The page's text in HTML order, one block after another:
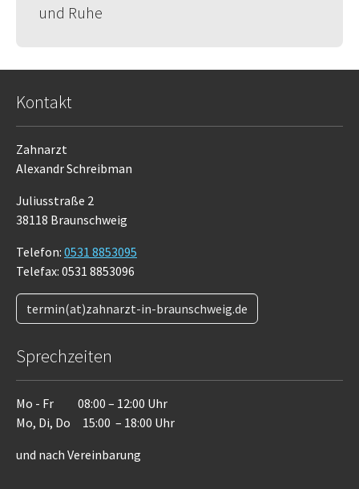
und Ruhe
Kontakt
Zahnarzt
Alexandr Schreibman
Juliusstraße 2
38118 Braunschweig
Telefon: 0531 8853095
Telefax: 0531 8853096
termin(at)zahnarzt-in-braunschweig.de
Sprechzeiten
Mo - Fr 08:00 – 12:00 Uhr
Mo, Di, Do 15:00 – 18:00 Uhr
und nach Vereinbarung